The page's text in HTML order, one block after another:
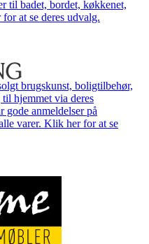
til badet, bordet, køkkenet,
at se deres udvalg.
brugskunst, boligtilbehør,
hjemmet via deres
gode anmeldelser på
varer. Klik her for at se